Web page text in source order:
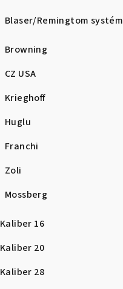
Blaser/Remingtom systém
Browning
CZ USA
Krieghoff
Huglu
Franchi
Zoli
Mossberg
Kaliber 16
Kaliber 20
Kaliber 28